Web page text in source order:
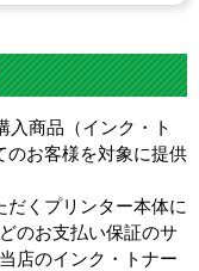
入商品（インク・ト
のお客様を対象に提供
だくプリンター本体に
のお支払い保証のサ
店のインク・トナー